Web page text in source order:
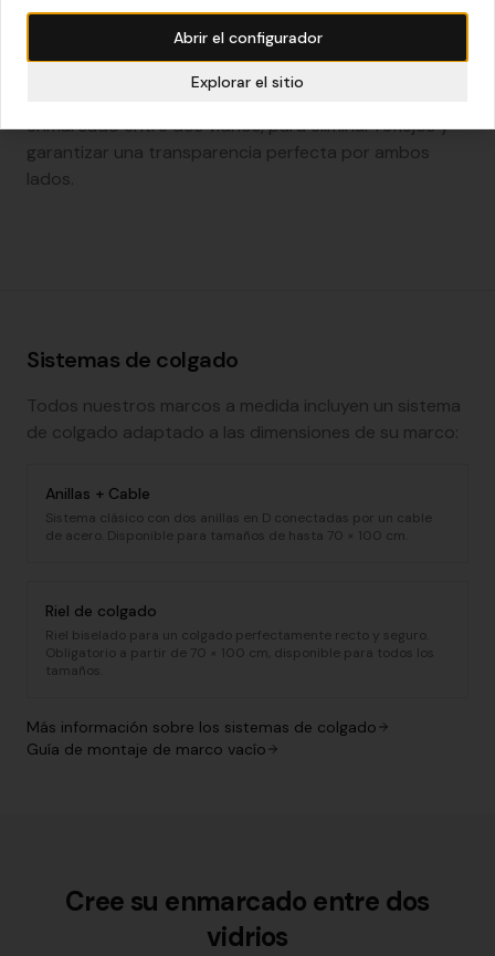
Elección del vidrio
enmarcado entre dos vidrios, para eliminar reflejos y
garantizar una transparencia perfecta por ambos
lados.
Sistemas de colgado
Todos nuestros marcos a medida incluyen un sistema
de colgado adaptado a las dimensiones de su marco:
Anillas + Cable
Sistema clásico con dos anillas en D conectadas por un cable
de acero. Disponible para tamaños de hasta 70 × 100 cm.
Riel de colgado
Riel biselado para un colgado perfectamente recto y seguro.
Obligatorio a partir de 70 × 100 cm, disponible para todos los
tamaños.
Más información sobre los sistemas de colgado
Guía de montaje de marco vacío
Cree su enmarcado entre dos
vidrios
Abrir el configurador
Explorar el sitio